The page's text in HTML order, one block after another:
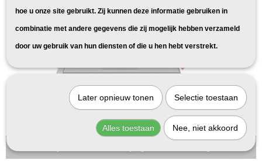
hoe u onze site gebruikt. Zij kunnen deze informatie gebruiken in
combinatie met andere gegevens die zij mogelijk hebben verzameld
door uw gebruik van hun diensten of die u hen hebt verstrekt.
Later opnieuw tonen Selectie toestaan
Alles toestaan Nee, niet akkoord